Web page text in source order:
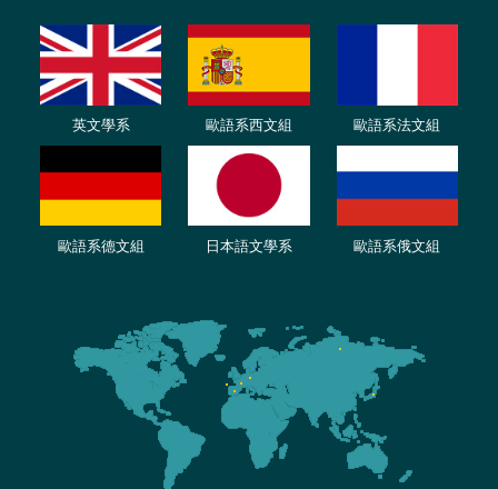
英文學系 歐語系西文組 歐語系法文組
歐語系德文組 日本語文學系 歐語系俄文組